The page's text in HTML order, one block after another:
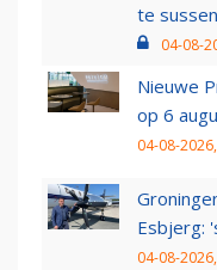
te sussen
04-08-
Nieuwe
op 6
04-08-
Esbjerg:
04-08-